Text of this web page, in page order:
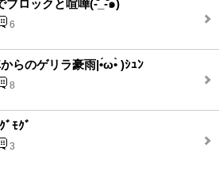
ブロックと喧嘩(-᷅_-᷄๑)
6
らのゲリラ豪雨|•́ω•̀ )ｼｭﾝ
8
ﾞﾓｸﾞ
3